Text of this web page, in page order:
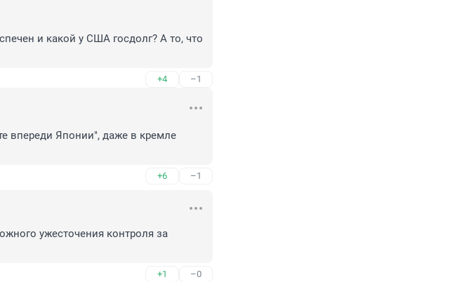
и какой у США госдолг? А то, что
+4 –1
впереди Японии", даже в кремле
+6 –1
ужесточения контроля за
+1 –0